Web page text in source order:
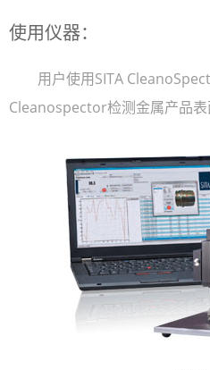
使用仪器：
用户使用SITA
Cleanospector检测金属产品表